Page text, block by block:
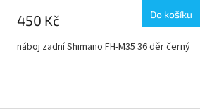
450 Kč Do košíku
náboj zadní Shimano FH-M35 36 děr černý